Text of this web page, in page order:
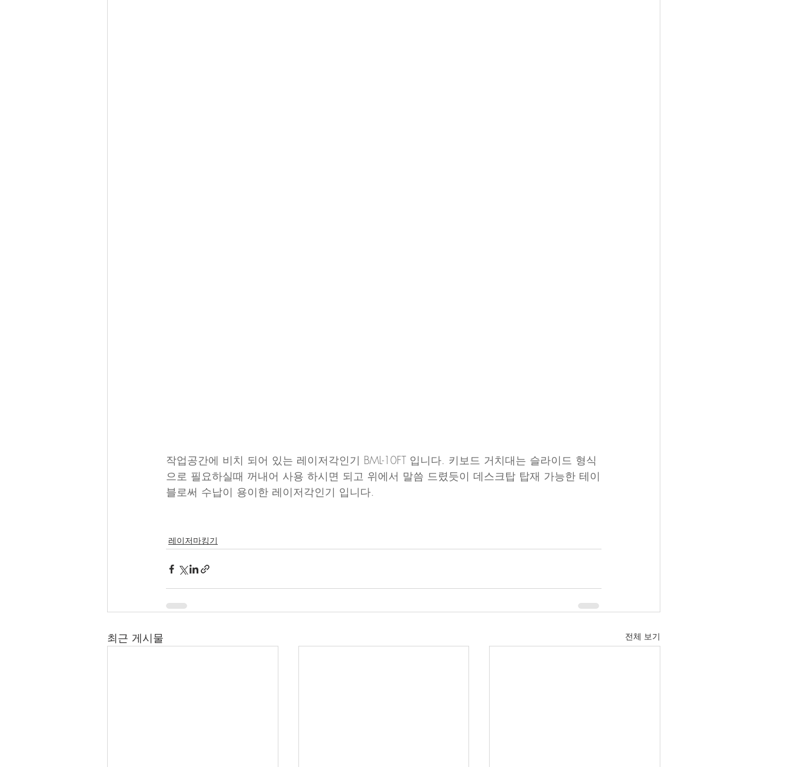
작업공간에 비치 되어 있는 레이저각인기 BML-10FT 입니다. 키보드 거치대는 슬라이드 형식
으로 필요하실때 꺼내어 사용 하시면 되고 위에서 말씀 드렸듯이 데스크탑 탑재 가능한 테이
블로써 수납이 용이한 레이저각인기 입니다.
레이저마킹기
최근 게시물 전체 보기